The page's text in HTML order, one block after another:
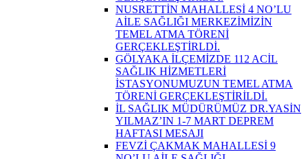
NUSRETTİN MAHALLESİ 4 NO’LU
AİLE SAĞLIĞI MERKEZİMİZİN
TEMEL ATMA TÖRENİ
GERÇEKLEŞTİRLDİ.
GÖLYAKA İLÇEMİZDE 112 ACİL
SAĞLIK HİZMETLERİ
İSTASYONUMUZUN TEMEL ATMA
TÖRENİ GERÇEKLEŞTİRİLDİ.
İL SAĞLIK MÜDÜRÜMÜZ DR.YASİN
YILMAZ’IN 1-7 MART DEPREM
HAFTASI MESAJI
FEVZİ ÇAKMAK MAHALLESİ 9